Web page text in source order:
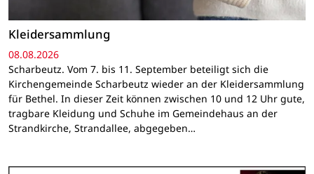
Kleidersammlung
08.08.2026
Scharbeutz. Vom 7. bis 11. September beteiligt sich die
Kirchengemeinde Scharbeutz wieder an der Kleidersammlung
für Bethel. In dieser Zeit können zwischen 10 und 12 Uhr gute,
tragbare Kleidung und Schuhe im Gemeindehaus an der
Strandkirche, Strandallee, abgegeben…